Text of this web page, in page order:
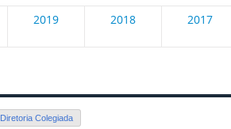
2019 2018 2017
Diretoria Colegiada